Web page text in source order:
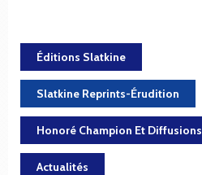
Éditions Slatkine
Slatkine Reprints-Érudition
Honoré Champion Et Diffusions
Actualités